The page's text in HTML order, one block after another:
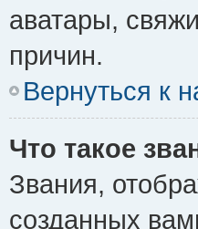
аватары,
причин.
Вернуться к
Что такое
Звания,
созданных